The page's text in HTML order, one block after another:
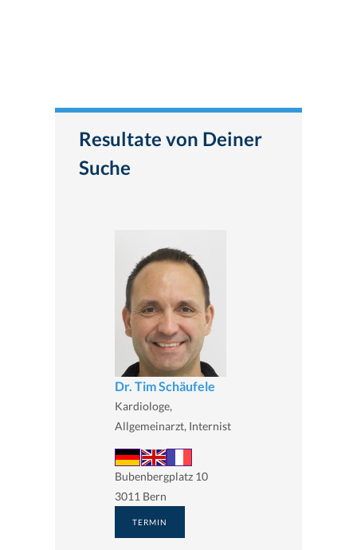
Resultate von Deiner
Suche
Dr. Tim Schäufele
Kardiologe,
Allgemeinarzt, Internist
Bubenbergplatz 10
3011 Bern
TERMIN